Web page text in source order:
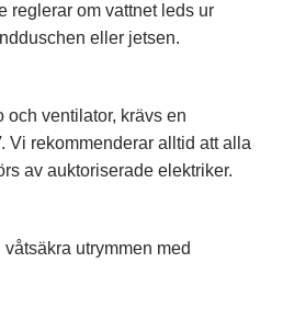
reglerar om vattnet leds ur
eller jetsen.
och ventilator, krävs en
Vi rekommenderar alltid att alla
av auktoriserade elektriker.
utrymmen med